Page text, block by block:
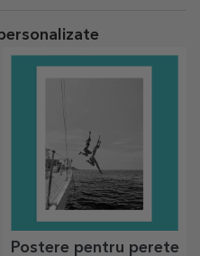
Postere pentru perete